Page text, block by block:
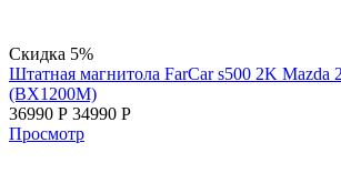
Скидка 5%
Штатная магнитола FarCar s500 2K Mazda
(BX1200M)
36990 Р 34990 Р
Просмотр